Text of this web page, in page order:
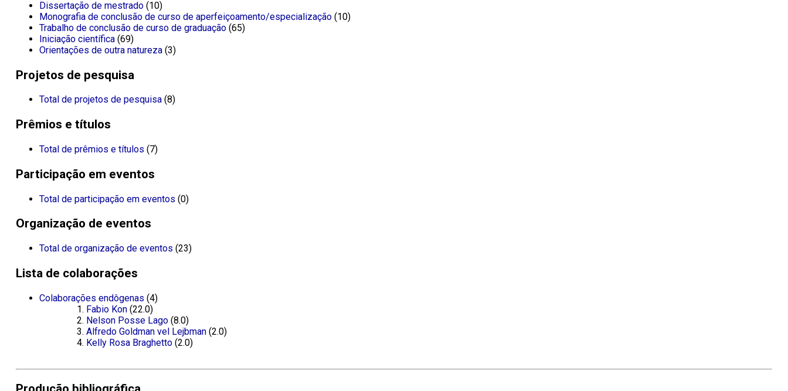
Dissertação de mestrado(10)
Monografia de conclusão de curso de aperfeiçoamento/especialização(10)
Trabalho de conclusão de curso de graduação(65)
Iniciação científica(69)
Orientações de outra natureza(3)
Projetos de pesquisa
Total de projetos de pesquisa(8)
Prêmios e títulos
Total de prêmios e títulos (7)
Participação em eventos
Total de participação em eventos (0)
Organização de eventos
Total de organização de eventos (23)
Lista de colaborações
Colaborações endôgenas (4)
Fabio Kon(22.0)
Nelson Posse Lago(8.0)
Alfredo Goldman vel Lejbman(2.0)
Kelly Rosa Braghetto(2.0)